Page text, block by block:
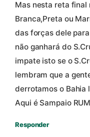
Mas nesta reta final
Branca,Preta ou
das forças dele
não ganhará do
impate isto se o
lembram que a
derrotamos o Bahia
Aqui é Sampaio
Responder